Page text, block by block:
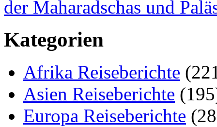
der Maharadschas und
Kategorien
Afrika Reiseberichte
Asien Reiseberichte
Europa Reiseberichte